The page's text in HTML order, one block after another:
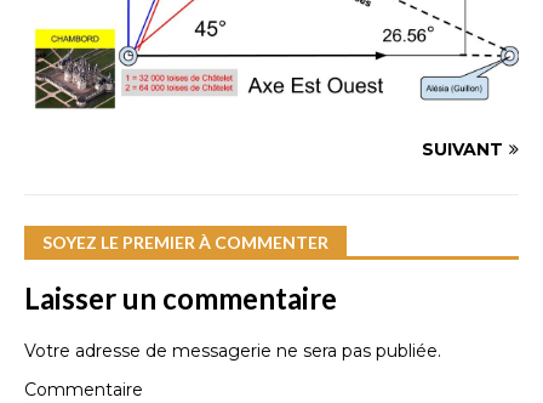
SUIVANT
SOYEZ LE PREMIER À COMMENTER
Laisser un commentaire
Votre adresse de messagerie ne sera pas publiée.
Commentaire